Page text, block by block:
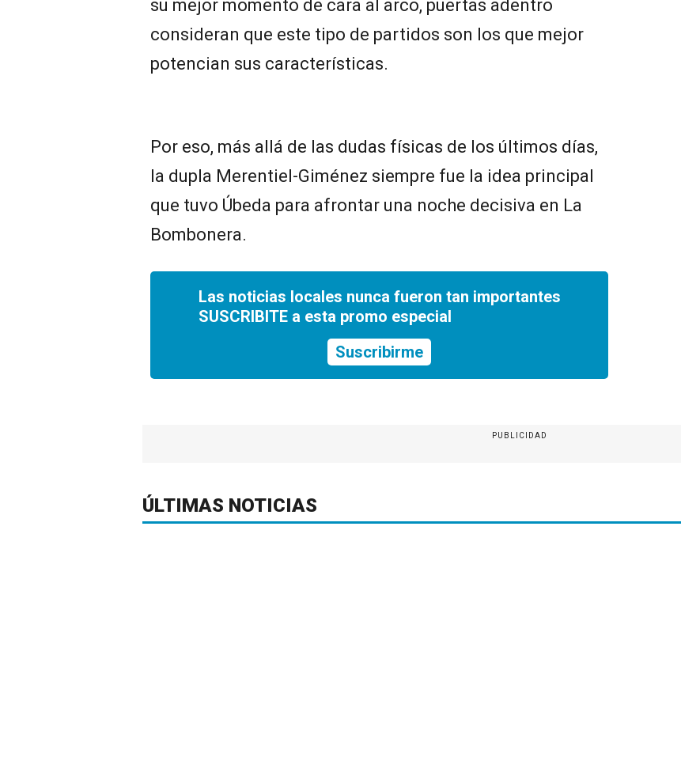
su mejor momento de cara al arco, puertas adentro
consideran que este tipo de partidos son los que mejor
potencian sus características.
Por eso, más allá de las dudas físicas de los últimos días,
la dupla Merentiel-Giménez siempre fue la idea principal
que tuvo Úbeda para afrontar una noche decisiva en La
Bombonera.
Las noticias locales nunca fueron tan importantes
SUSCRIBITE a esta promo especial
Suscribirme
PUBLICIDAD
ÚLTIMAS NOTICIAS